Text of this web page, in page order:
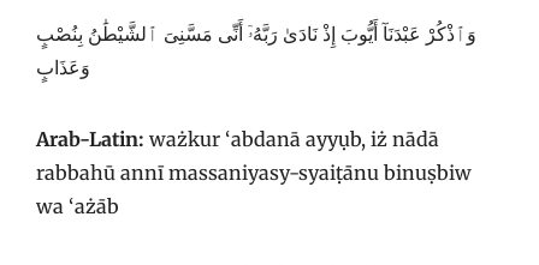
وَٱذْكُرْ عَبْدَنَآ أَيُّوبَ إِذْ نَادَىٰ رَبَّهُۥٓ أَنِّى مَسَّنِىَ ٱلشَّيْطَٰنُ بِنُصْبٍ
وَعَذَابٍ
Arab-Latin: ważkur ‘abdanā ayyụb, iż nādā
rabbahū annī massaniyasy-syaiṭānu binuṣbiw
wa ‘ażāb